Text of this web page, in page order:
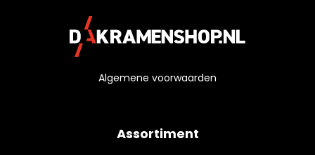
Algemene voorwaarden
Assortiment